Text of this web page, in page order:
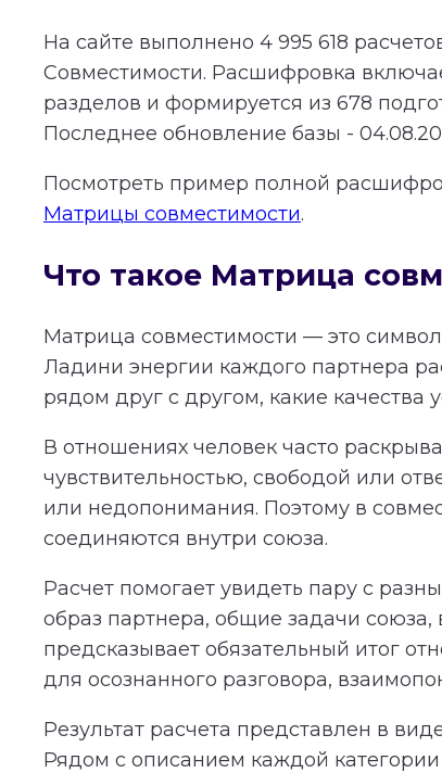
На сайте выполнено 4 995 618
Совместимости. Расшифровка
разделов и формируется из 678
Последнее обновление базы -
Посмотреть пример полной
Матрицы совместимости.
Что такое Матрица
Матрица совместимости — это
Ладини энергии каждого партнера
рядом друг с другом, какие
В отношениях человек часто
чувствительностью, свободой или
или недопонимания. Поэтому в
соединяются внутри союза.
Расчет помогает увидеть пару с
образ партнера, общие задачи
предсказывает обязательный итог
для осознанного разговора,
Результат расчета представлен в
Рядом с описанием каждой